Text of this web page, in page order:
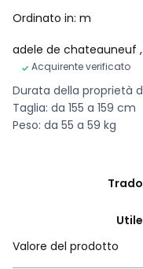
Ordinato in: m
adele de chateauneuf
Acquirente verificato
Durata della proprietà
Taglia: da 155 a 159 cm
Peso: da 55 a 59 kg
Valore del prodotto